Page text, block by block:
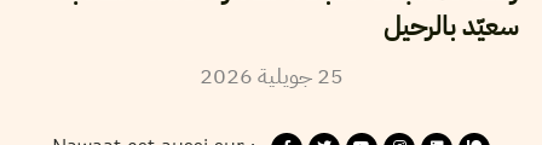
سعيّد بالرحيل
25 جويلية2026